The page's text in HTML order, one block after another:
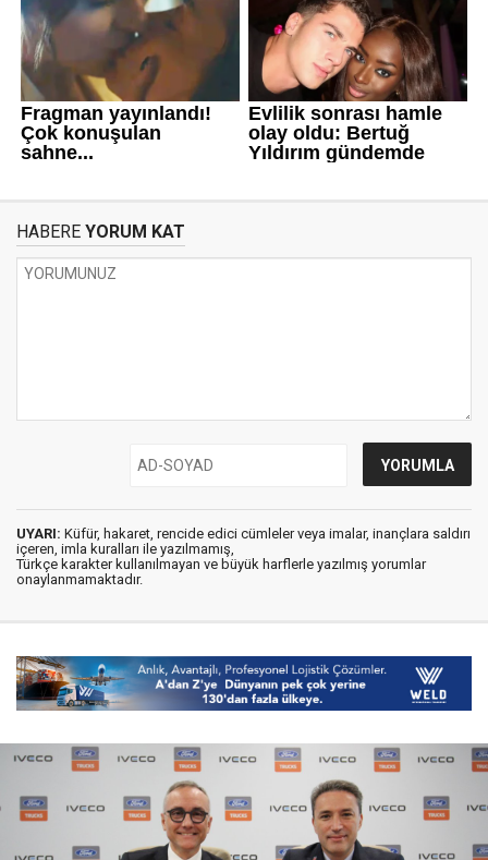
HABERE YORUM KAT
UYARI: Küfür, hakaret, rencide edici cümleler veya imalar, inançlara saldırı
içeren, imla kuralları ile yazılmamış,
Türkçe karakter kullanılmayan ve büyük harflerle yazılmış yorumlar
onaylanmamaktadır.